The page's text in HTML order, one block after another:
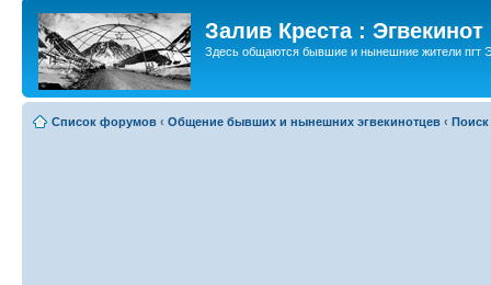
Залив Креста : Эгвекинот
Здесь общаются бывшие и нынешние жители пгт
Список форумов ‹ Общение бывших и нынешних эгвекинотцев ‹ Поиск